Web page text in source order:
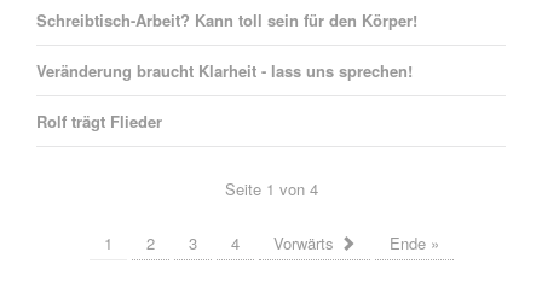
Schreibtisch-Arbeit? Kann toll sein für den Körper!
Veränderung braucht Klarheit - lass uns sprechen!
Rolf trägt Flieder
Seite 1 von 4
1 2 3 4 Vorwärts Ende »